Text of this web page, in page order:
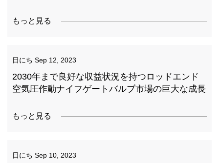
もっと見る
日にち Sep 12, 2023
2030年まで良好な収益状況を持つロッドエンド
空気圧作動ナイフゲートバルブ市場の巨大な成長
もっと見る
日にち Sep 10, 2023